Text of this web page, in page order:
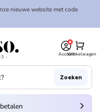
nieuwe website met code
AccountWinkelwagen
shopping_cart
Zoeken
chevron_right